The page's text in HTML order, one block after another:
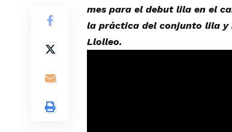
mes para el debut lila en el
la práctica del conjunto lila y
Llolleo.